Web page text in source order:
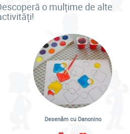
o mulțime de alte
Desenăm cu Danonino